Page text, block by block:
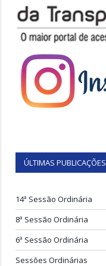
ÚLTIMAS PUBLICAÇÕES
14ª Sessão Ordinária
8ª Sessão Ordinária
6ª Sessão Ordinária
Sessões Ordinárias